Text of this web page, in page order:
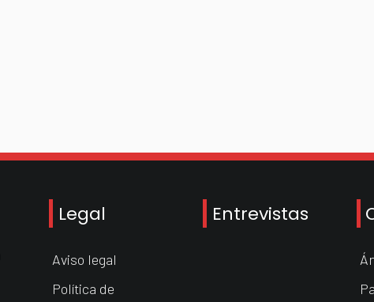
Legal
Aviso legal
Política de
Entrevistas